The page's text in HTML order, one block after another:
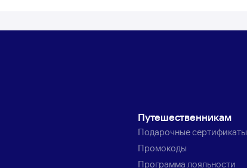
Путешественникам
Подарочные сертификаты
Промокоды
Программа лояльности